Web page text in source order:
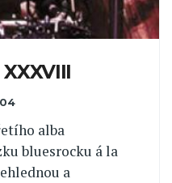
alba
bluesrocku á la
a